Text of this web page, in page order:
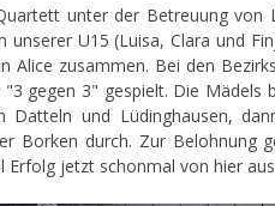
unter der Betreuung von
unserer U15 (Luisa, Clara und
Alice zusammen. Bei den
gegen 3" gespielt. Die Mädels
Datteln und Lüdinghausen,
Borken durch. Zur Belohnung
Erfolg jetzt schonmal von hier